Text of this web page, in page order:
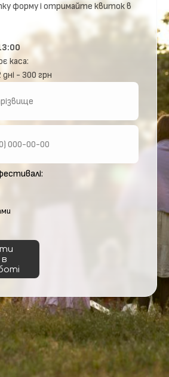
форму і отримайте квиток в
каса:
- 300 грн